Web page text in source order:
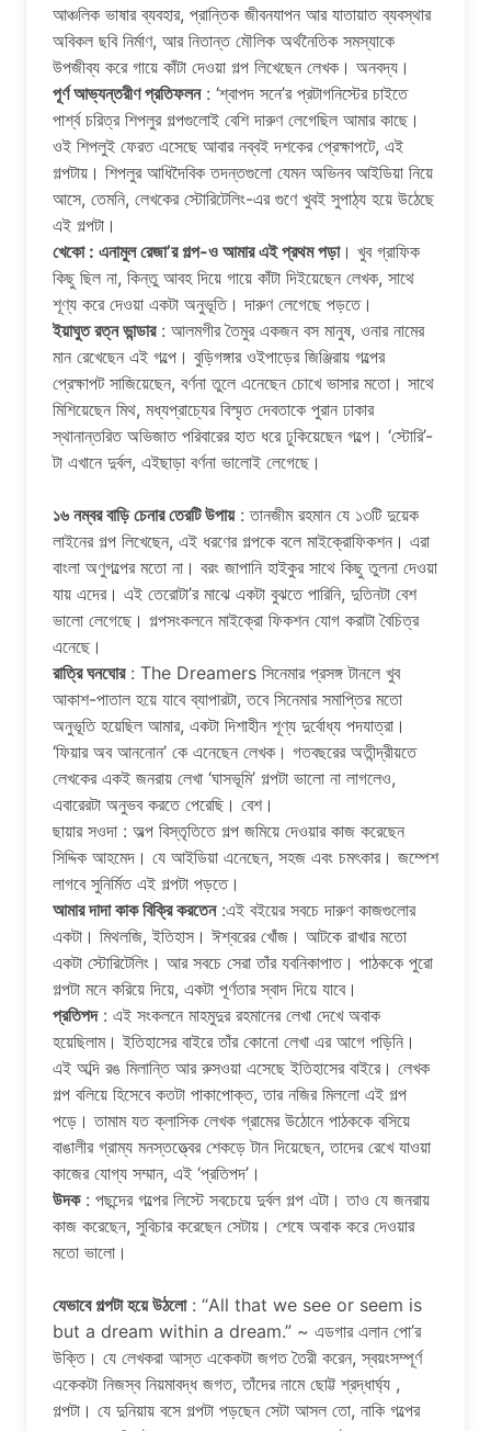
আঞ্চলিক ভাষার ব্যবহার, প্রান্তিক জীবনযাপন আর যাতায়াত ব্যবস্থার
অবিকল ছবি নির্মাণ, আর নিতান্ত মৌলিক অর্থনৈতিক সমস্যাকে
উপজীব্য করে গায়ে কাঁটা দেওয়া গল্প লিখেছেন লেখক। অনবদ্য।
পূর্ণ আভ্যন্তরীণ প্রতিফলন: ‘শ্বাপদ সনে’র প্রটাগনিস্টের চাইতে
পার্শ্ব চরিত্র শিপলুর গল্পগুলোই বেশি দারুণ লেগেছিল আমার কাছে।
ওই শিপলুই ফেরত এসেছে আবার নব্বই দশকের প্রেক্ষাপটে, এই
গল্পটায়। শিপলুর আধিদৈবিক তদন্তগুলো যেমন অভিনব আইডিয়া নিয়ে
আসে, তেমনি, লেখকের স্টোরিটেলিং-এর গুণে খুবই সুপাঠ্য হয়ে উঠেছে
এই গল্পটা।
খেকো : এনামুল রেজা’র গল্প-ও আমার এই প্রথম পড়া। খুব গ্রাফিক
কিছু ছিল না, কিন্তু আবহ দিয়ে গায়ে কাঁটা দিইয়েছেন লেখক, সাথে
শূণ্য করে দেওয়া একটা অনুভূতি। দারুণ লেগেছে পড়তে।
ইয়াঘুত রত্ন ভান্ডার: আলমগীর তৈমুর একজন বস মানুষ, ওনার নামের
মান রেখেছেন এই গল্পে। বুড়িগঙ্গার ওইপাড়ের জিঞ্জিরায় গল্পের
প্রেক্ষাপট সাজিয়েছেন, বর্ণনা তুলে এনেছেন চোখে ভাসার মতো। সাথে
মিশিয়েছেন মিথ, মধ্যপ্রাচ্যের বিস্মৃত দেবতাকে পুরান ঢাকার
স্থানান্তরিত অভিজাত পরিবারের হাত ধরে ঢুকিয়েছেন গল্পে। ‘স্টোরি’-
টা এখানে দুর্বল, এইছাড়া বর্ণনা ভালোই লেগেছে।
১৬ নম্বর বাড়ি চেনার তেরটি উপায়: তানজীম রহমান যে ১৩টি দুয়েক
লাইনের গল্প লিখেছেন, এই ধরণের গল্পকে বলে মাইক্রোফিকশন। এরা
বাংলা অণুগল্পের মতো না। বরং জাপানি হাইকুর সাথে কিছু তুলনা দেওয়া
যায় এদের। এই তেরোটা’র মাঝে একটা বুঝতে পারিনি, দুতিনটা বেশ
ভালো লেগেছে। গল্পসংকলনে মাইক্রো ফিকশন যোগ করাটা বৈচিত্র
এনেছে।
রাত্রি ঘনঘোর: The Dreamers সিনেমার প্রসঙ্গ টানলে খুব
আকাশ-পাতাল হয়ে যাবে ব্যাপারটা, তবে সিনেমার সমাপ্তির মতো
অনুভূতি হয়েছিল আমার, একটা দিশাহীন শূণ্য দুর্বোধ্য পদযাত্রা।
‘ফিয়ার অব আননোন’ কে এনেছেন লেখক। গতবছরের অতীন্দ্রীয়তে
লেখকের একই জনরায় লেখা ‘ঘাসভূমি’ গল্পটা ভালো না লাগলেও,
এবারেরটা অনুভব করতে পেরেছি। বেশ।
ছায়ার সওদা : অল্প বিস্তৃতিতে গল্প জমিয়ে দেওয়ার কাজ করেছেন
সিদ্দিক আহমেদ। যে আইডিয়া এনেছেন, সহজ এবং চমৎকার। জম্পেশ
লাগবে সুনির্মিত এই গল্পটা পড়তে।
আমার দাদা কাক বিক্রি করতেন:এই বইয়ের সবচে দারুণ কাজগুলোর
একটা। মিথলজি, ইতিহাস। ঈশ্বরের খোঁজ। আটকে রাখার মতো
একটা স্টোরিটেলিং। আর সবচে সেরা তাঁর যবনিকাপাত। পাঠককে পুরো
গল্পটা মনে করিয়ে দিয়ে, একটা পূর্ণতার স্বাদ দিয়ে যাবে।
প্রতিপদ: এই সংকলনে মাহমুদুর রহমানের লেখা দেখে অবাক
হয়েছিলাম। ইতিহাসের বাইরে তাঁর কোনো লেখা এর আগে পড়িনি।
এই অব্দি রঙ মিলান্তি আর রুসওয়া এসেছে ইতিহাসের বাইরে। লেখক
গল্প বলিয়ে হিসেবে কতটা পাকাপোক্ত, তার নজির মিললো এই গল্প
পড়ে। তামাম যত ক্লাসিক লেখক গ্রামের উঠোনে পাঠককে বসিয়ে
বাঙালীর গ্রাম্য মনস্তত্ত্বের শেকড়ে টান দিয়েছেন, তাদের রেখে যাওয়া
কাজের যোগ্য সম্মান, এই ‘প্রতিপদ’।
উদক: পছন্দের গল্পের লিস্টে সবচেয়ে দুর্বল গল্প এটা। তাও যে জনরায়
কাজ করেছেন, সুবিচার করেছেন সেটায়। শেষে অবাক করে দেওয়ার
মতো ভালো।
যেভাবে গল্পটা হয়ে উঠলো: “All that we see or seem is
but a dream within a dream.” ~ এডগার এলান পো’র
উক্তি। যে লেখকরা আস্ত একেকটা জগত তৈরী করেন, স্বয়ংসম্পূর্ণ
একেকটা নিজস্ব নিয়মাবদ্ধ জগত, তাঁদের নামে ছোট্ট শ্রদ্ধার্ঘ্য ,
গল্পটা। যে দুনিয়ায় বসে গল্পটা পড়ছেন সেটা আসল তো, নাকি গল্পের